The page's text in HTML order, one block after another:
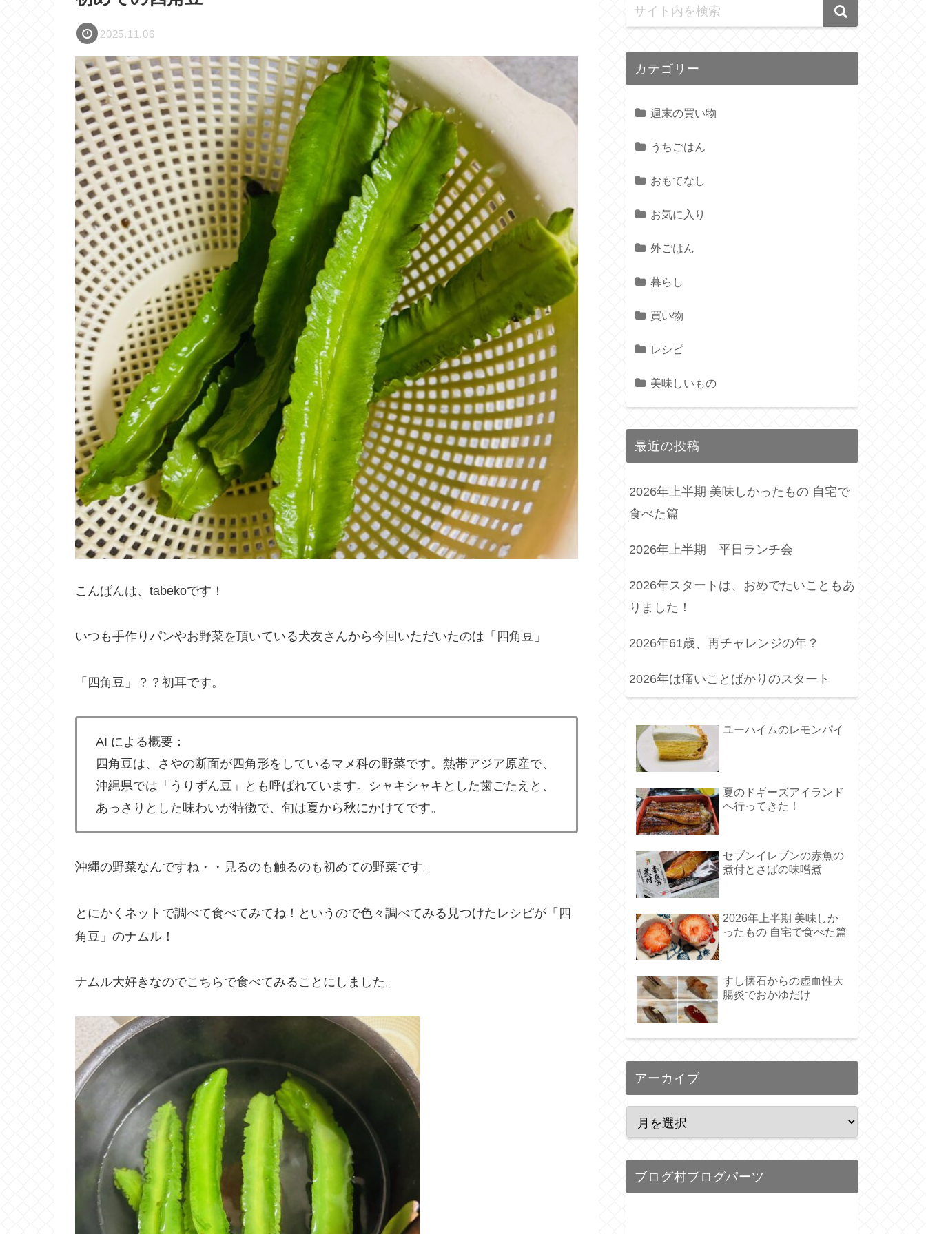
2025.11.06
こんばんは、tabekoです！
いつも手作りパンやお野菜を頂いている犬友さんから今回いただいたのは「四角豆」
「四角豆」？？初耳です。
AI による概要：
四角豆は、さやの断面が四角形をしているマメ科の野菜です。熱帯アジア原産で、
沖縄県では「うりずん豆」とも呼ばれています。シャキシャキとした歯ごたえと、
あっさりとした味わいが特徴で、旬は夏から秋にかけてです。
沖縄の野菜なんですね・・見るのも触るのも初めての野菜です。
とにかくネットで調べて食べてみてね！というので色々調べてみる見つけたレシピが「四
角豆」のナムル！
ナムル大好きなのでこちらで食べてみることにしました。
カテゴリー
週末の買い物
うちごはん
おもてなし
お気に入り
外ごはん
暮らし
買い物
レシピ
美味しいもの
最近の投稿
2026年上半期 美味しかったもの 自宅で
食べた篇
2026年上半期 平日ランチ会
2026年スタートは、おめでたいこともあ
りました！
2026年61歳、再チャレンジの年？
2026年は痛いことばかりのスタート
ユーハイムのレモンパイ
夏のドギーズアイランド
へ行ってきた！
セブンイレブンの赤魚の
煮付とさばの味噌煮
2026年上半期 美味しか
ったもの 自宅で食べた篇
すし懐石からの虚血性大
腸炎でおかゆだけ
アーカイブ
ブログ村ブログパーツ